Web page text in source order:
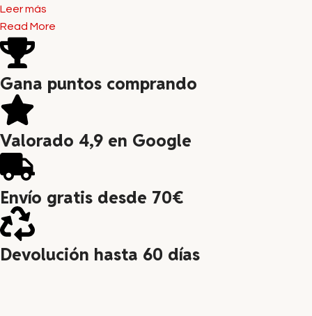
Leer más
Read More
Gana puntos comprando
Valorado 4,9 en Google
Envío gratis desde 70€
Devolución hasta 60 días